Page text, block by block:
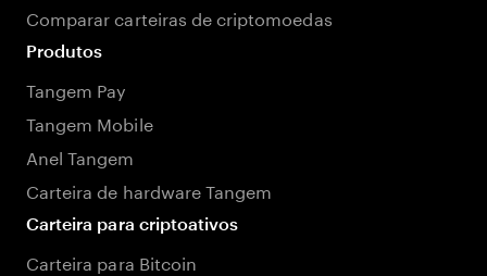
Comparar carteiras de criptomoedas
Produtos
Tangem Pay
Tangem Mobile
Anel Tangem
Carteira de hardware Tangem
Carteira para criptoativos
Carteira para Bitcoin